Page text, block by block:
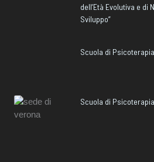
dell’Età Evolutiva e di
Sviluppo”
Scuola di
Scuola di